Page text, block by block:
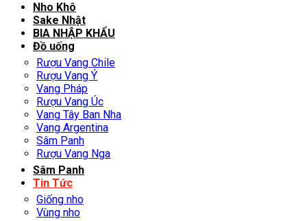
Nho Khô
Sake Nhật
BIA NHẬP KHẨU
Đồ uống
Rượu Vang Chile
Rượu Vang Ý
Vang Pháp
Rượu Vang Úc
Vang Tây Ban Nha
Vang Argentina
Sâm Panh
Rượu Vang Nga
Sâm Panh
Tin Tức
Giống nho
Vùng nho